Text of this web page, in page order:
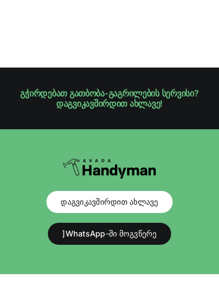
გჭირდებათ გათბობა-გაგრილების სერვისი?
დაგვიკავშირდით ახლავე!
დაგვიკავშირდით ახლავე
]WhatsApp-ში მოგვწერე